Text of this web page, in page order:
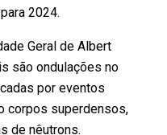
2024.
Geral de Albert
são ondulações no
por eventos
corpos superdensos,
de nêutrons.